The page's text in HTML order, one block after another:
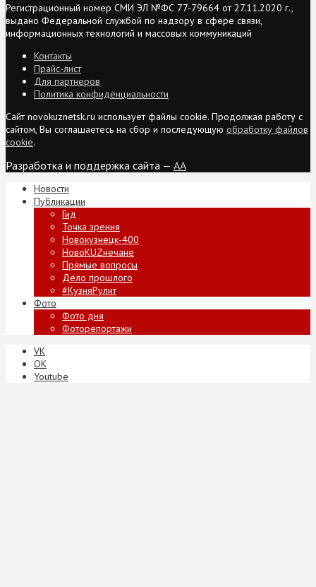
Регистрационный номер СМИ ЭЛ №ФС 77-79664 от 27.11.2020 г.,
выдано Федеральной службой по надзору в сфере связи,
информационных технологий и массовых коммуникаций
Контакты
Прайс-лист
Для партнеров
Политика конфиденциальности
Сайт novokuznetsk.ru использует файлы cookie. Продолжая работу с
сайтом, Вы соглашаетесь на сбор и последующую обработку файлов
cookie.
Разработка и поддержка сайта — AA
Новости
Публикации
Гид
Точка зрения
Новокузнецк-400
НовоKUZнечане
Прямые вопросы
Дело прошлого
#КузняРулит
Фото
Фото дня
Фоторепортажи
VK
ОК
Youtube